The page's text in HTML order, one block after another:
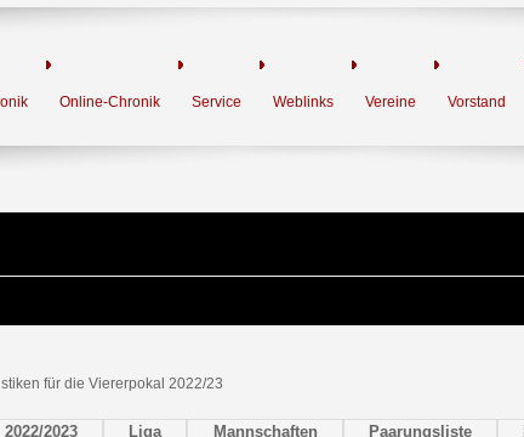
Online-Chronik Service Weblinks Vereine Vorstand
für die Viererpokal 2022/23
2022/2023 Liga Mannschaften Paarungsliste